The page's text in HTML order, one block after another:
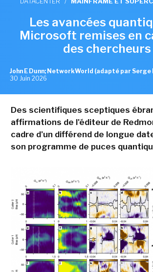
Les avancées
Microsoft remises en
des chercheurs
John E Dunn; NetworkWorld (adapté par Serge
30 Juin 2026
Des scientifiques sceptiques
affirmations de l'éditeur de
cadre d'un différend de longue
son programme de puces